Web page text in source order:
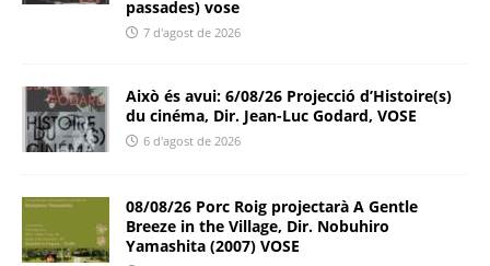
passades) vose
7 d'agost de 2026
Això és avui: 6/08/26 Projecció d’Histoire(s)
du cinéma, Dir. Jean-Luc Godard, VOSE
6 d'agost de 2026
08/08/26 Porc Roig projectarà A Gentle
Breeze in the Village, Dir. Nobuhiro
Yamashita (2007) VOSE